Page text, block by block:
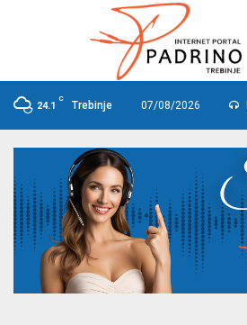
24.1
C
Trebinje 07/08/2026